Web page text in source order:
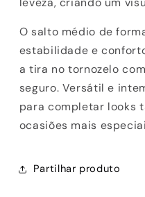
O salto médio de
estabilidade e
a tira no tornozelo
seguro. Versátil e
para completar looks
ocasiões mais
Partilhar produto